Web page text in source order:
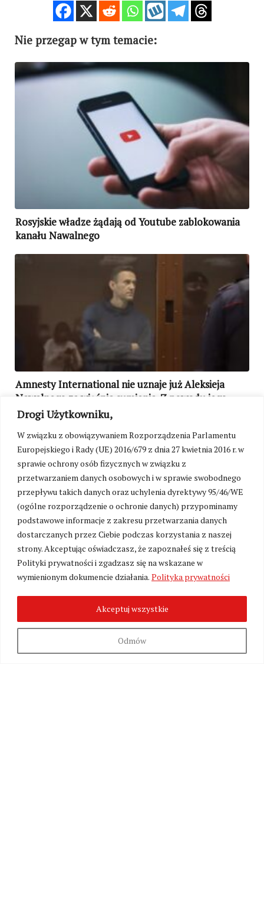
Drogi Użytkowniku,
W związku z obowiązywaniem Rozporządzenia Parlamentu
Europejskiego i Rady (UE) 2016/679 z dnia 27 kwietnia 2016 r. w
sprawie ochrony osób fizycznych w związku z
przetwarzaniem danych osobowych i w sprawie swobodnego
przepływu takich danych oraz uchylenia dyrektywy 95/46/WE
(ogólne rozporządzenie o ochronie danych) przypominamy
podstawowe informacje z zakresu przetwarzania danych
dostarczanych przez Ciebie podczas korzystania z naszej
strony. Akceptując oświadczasz, że zapoznałeś się z treścią
Polityki prywatności i zgadzasz się na wskazane w
wymienionym dokumencie działania. Polityka prywatności
Odmów
Akceptuj wszystkie
Nie przegap w tym temacie:
Rosyjskie władze żądają od Youtube zablokowania
kanału Nawalnego
Amnesty International nie uznaje już Aleksieja
Nawalnego za więźnia sumienia. Z powodu jego
wypowiedzi sprzed kilkunastu lat
Biden grozi Rosji
AMNESTY INTERNATIONAL IMIGRANCI
NACJONALIZM
NAWALNY WOŁKÓW